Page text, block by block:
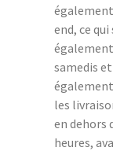
end, ce
samedis
les
en dehors
heures,